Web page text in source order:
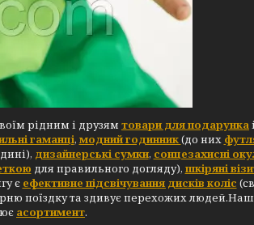
рідним і друзям товари для подарунка
гаманці, модний годинник(до них
дизайнерські сумки, сонцезахисні
для правильного догляду), шкіряні
є ефективне підсвічування дисків коліс
поїздку та здивує перехожих людей.Наш
асортимент.